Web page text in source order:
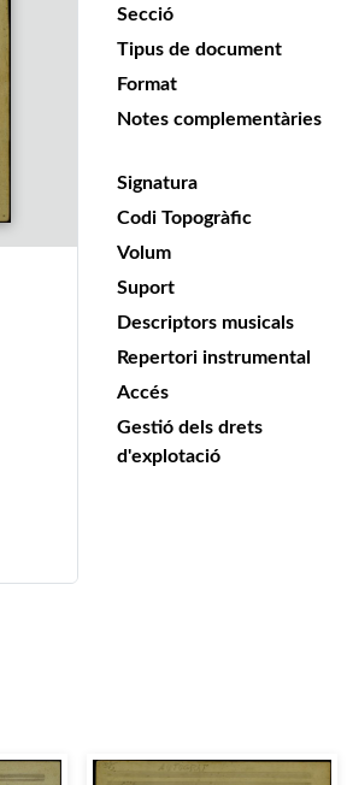
Secció
Tipus de document
Format
Notes complementàries
Signatura
Codi Topogràfic
Volum
Suport
Descriptors musicals
Repertori instrumental
Accés
Gestió dels drets
d'explotació